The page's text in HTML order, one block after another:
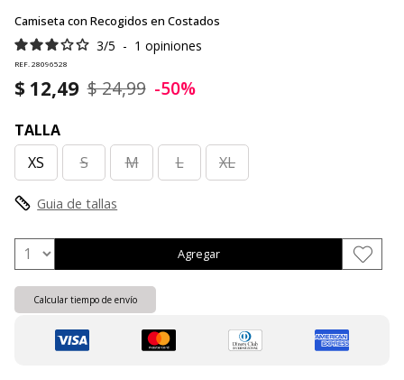
Camiseta con Recogidos en Costados
3/5 - 1 opiniones
REF. 28096528
$ 12,49 $ 24,99 -50%
TALLA
XS
S M L XL
Guia de tallas
Agregar
Calcular tiempo de envío